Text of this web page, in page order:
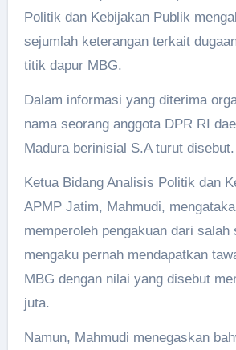
Politik dan Kebijakan Publik
sejumlah keterangan terkait
titik dapur MBG.
Dalam informasi yang diterima
nama seorang anggota DPR RI
Madura berinisial S.A turut disebut.
Ketua Bidang Analisis Politik dan
APMP Jatim, Mahmudi,
memperoleh pengakuan dari salah
mengaku pernah mendapatkan
MBG dengan nilai yang disebut
juta.
Namun, Mahmudi menegaskan